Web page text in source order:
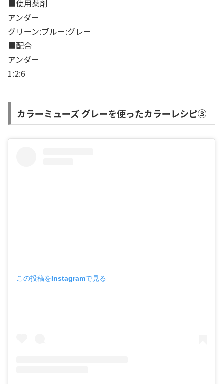
■使用薬剤
アンダー
グリーン:ブルー:グレー
■配合
アンダー
1:2:6
カラーミューズ グレーを使ったカラーレシピ③
この投稿をInstagramで見る